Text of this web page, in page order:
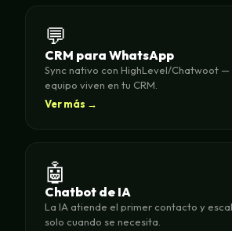
💬
CRM para WhatsApp
Sync nativo con HighLevel/Chatwoot —
equipo viven en tu CRM.
Ver más →
🤖
Chatbot de IA
La IA atiende el primer contacto y
solo cuando se necesita.